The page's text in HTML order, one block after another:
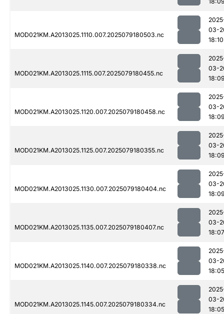
MOD021KM.A2013025.1110.007.2025079180503.nc
03-
18:10
MOD021KM.A2013025.1115.007.2025079180455.nc
03-
MOD021KM.A2013025.1120.007.2025079180458.nc
03-
MOD021KM.A2013025.1125.007.2025079180355.nc
03-
MOD021KM.A2013025.1130.007.2025079180404.nc
03-
MOD021KM.A2013025.1135.007.2025079180407.nc
03-
18:07
MOD021KM.A2013025.1140.007.2025079180338.nc
03-
18:05
MOD021KM.A2013025.1145.007.2025079180334.nc
03-
18:05